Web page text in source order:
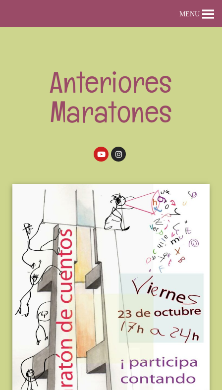
MENU
Anteriores
Maratones